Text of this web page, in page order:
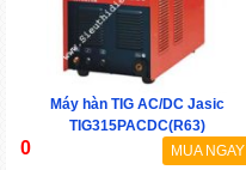
Máy hàn TIG AC/DC Jasic
TIG315PACDC(R63)
0 MUA NGAY